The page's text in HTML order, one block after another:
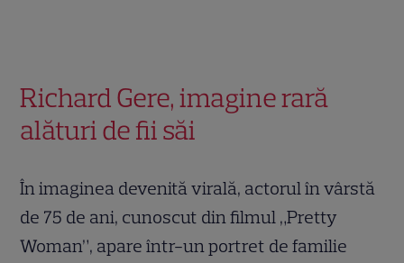
Richard Gere, imagine rară
alături de fii săi
În imaginea devenită virală, actorul în vârstă
de 75 de ani, cunoscut din filmul „Pretty
Woman”, apare într-un portret de familie